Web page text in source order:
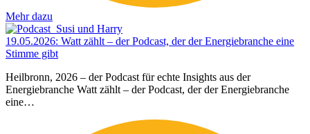
Mehr dazu
19.05.2026: Watt zählt – der Podcast, der der Energiebranche eine
Stimme gibt
Heilbronn, 2026 – der Podcast für echte Insights aus der
Energiebranche Watt zählt – der Podcast, der der Energiebranche
eine…